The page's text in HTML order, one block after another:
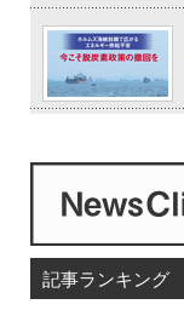
記事ランキング